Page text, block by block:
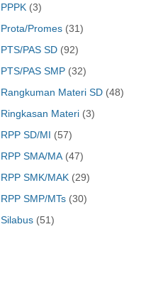
PPPK (3)
Prota/Promes (31)
PTS/PAS SD (92)
PTS/PAS SMP (32)
Rangkuman Materi SD (48)
Ringkasan Materi (3)
RPP SD/MI (57)
RPP SMA/MA (47)
RPP SMK/MAK (29)
RPP SMP/MTs (30)
Silabus (51)